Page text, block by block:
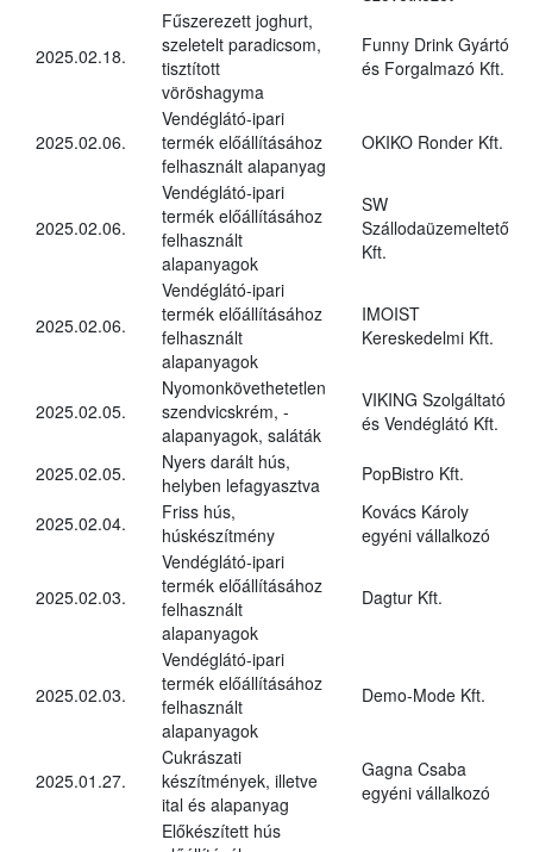
2025.02.18.
Fűszerezett joghurt,
szeletelt paradicsom,
tisztított
vöröshagyma
Funny Drink Gyártó
és Forgalmazó Kft.
2025.02.06.
Vendéglátó-ipari
termék előállításához
felhasznált alapanyag
OKIKO Ronder Kft.
2025.02.06.
Vendéglátó-ipari
termék előállításához
felhasznált
alapanyagok
SW
Szállodaüzemeltető
Kft.
2025.02.06.
Vendéglátó-ipari
termék előállításához
felhasznált
alapanyagok
IMOIST
Kereskedelmi Kft.
2025.02.05.
Nyomonkövethetetlen
szendvicskrém, -
alapanyagok, saláták
VIKING Szolgáltató
és Vendéglátó Kft.
2025.02.05.
Nyers darált hús,
helyben lefagyasztva
PopBistro Kft.
2025.02.04.
Friss hús,
húskészítmény
Kovács Károly
egyéni vállalkozó
2025.02.03.
Vendéglátó-ipari
termék előállításához
felhasznált
alapanyagok
Dagtur Kft.
2025.02.03.
Vendéglátó-ipari
termék előállításához
felhasznált
alapanyagok
Demo-Mode Kft.
2025.01.27.
Cukrászati
készítmények, illetve
ital és alapanyag
Gagna Csaba
egyéni vállalkozó
Előkészített hús